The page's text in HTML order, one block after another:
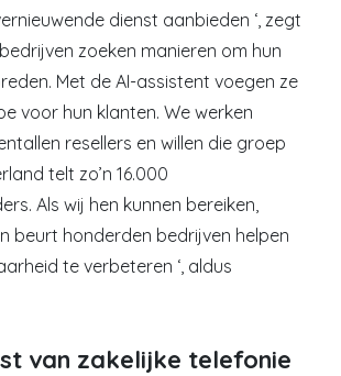
dienst aanbieden ‘, zegt
zoeken manieren om hun
Met de AI-assistent voegen ze
voor hun klanten. We werken
resellers en willen die groep
telt zo’n 16.000
Als wij hen kunnen bereiken,
beurt honderden bedrijven helpen
te verbeteren ‘, aldus
van zakelijke telefonie